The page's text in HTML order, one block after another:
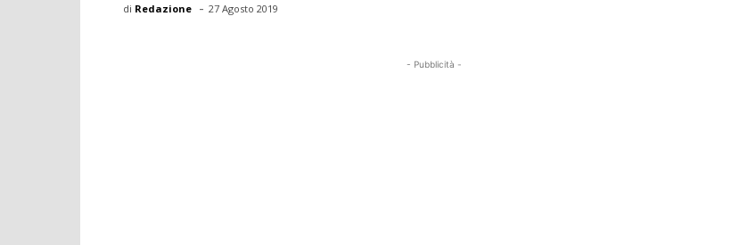
di Redazione - 27 Agosto 2019
- Pubblicità -